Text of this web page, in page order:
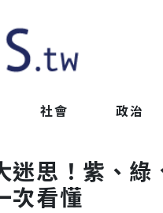
社會 政治
迷思！紫、綠
次看懂